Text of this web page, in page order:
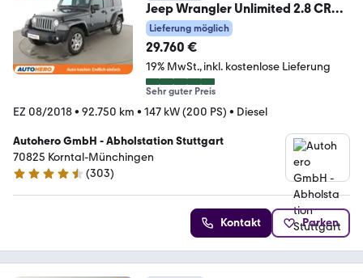
Jeep Wrangler Unlimited 2.8 CRD
Sahara Aut.*NAVI*SHZ*
Lieferung möglich
29.760 €
19% MwSt. inkl. kostenlose Lieferung
Sehr guter Preis
EZ 08/2018• 92.750 km • 147 kW (200 PS) • Diesel
Autohero GmbH - Abholstation Stuttgart
70825 Korntal-Münchingen
4.4 Sterne
(303)
Kontakt Parken